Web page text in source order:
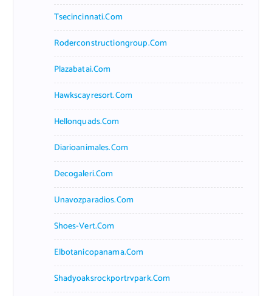
Tsecincinnati.com
Roderconstructiongroup.com
Plazabatai.com
Hawkscayresort.com
Hellonquads.com
Diarioanimales.com
Decogaleri.com
Unavozparadios.com
Shoes-Vert.com
Elbotanicopanama.com
Shadyoaksrockportrvpark.com